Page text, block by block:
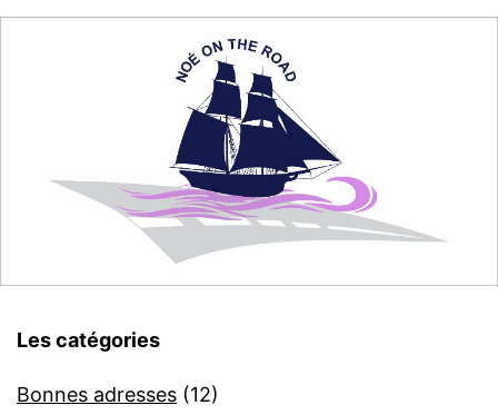
Les catégories
Bonnes adresses (12)